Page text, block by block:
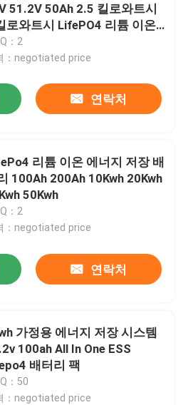
51.2V 50Ah 2.5 킬로와트시
로와트시 LifePO4 리튬 이온
：2
：negotiated price
연락처
리튬 이온 에너지 저장 배
100Ah 200Ah 10Kwh 20Kwh
50Kwh
：2
：negotiated price
연락처
가정용 에너지 저장 시스템
100ah All In One ESS
배터리 팩
：50
：negotiated price